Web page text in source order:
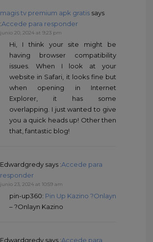
magis tv premium apk gratis says
:Accede para responder
junio 20, 2024 at 9:23 pm
Hi, I think your site might be
having browser compatibility
issues. When I look at your
website in Safari, it looks fine but
when opening in Internet
Explorer, it has some
overlapping. I just wanted to give
you a quick heads up! Other then
that, fantastic blog!
Edwardgredy says :Accede para
responder
junio 23, 2024 at 10:59 am
pin-up360: Pin Up Kazino ?Onlayn
– ?Onlayn Kazino
Edwardgredy says :Accede para